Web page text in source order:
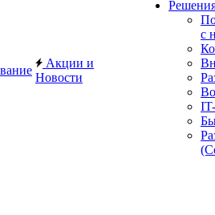
Акции и
Новости
с